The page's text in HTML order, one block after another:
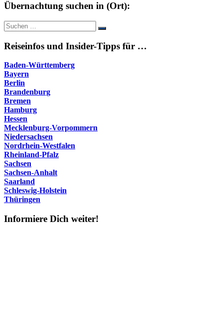
Übernachtung suchen in (Ort):
Suche
nach:
Suchen
Reiseinfos und Insider-Tipps für …
Baden-Württemberg
Bayern
Berlin
Brandenburg
Bremen
Hamburg
Hessen
Mecklenburg-Vorpommern
Niedersachsen
Nordrhein-Westfalen
Rheinland-Pfalz
Sachsen
Sachsen-Anhalt
Saarland
Schleswig-Holstein
Thüringen
Informiere Dich weiter!